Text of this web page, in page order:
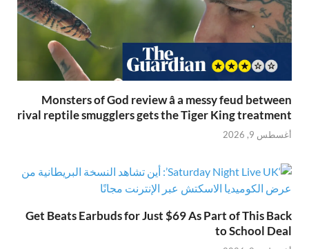
Monsters of God review â a messy feud between
rival reptile smugglers gets the Tiger King treatment
أغسطس 9, 2026
Get Beats Earbuds for Just $69 As Part of This Back
to School Deal